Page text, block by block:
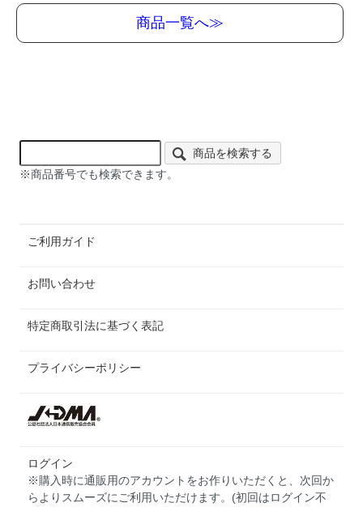
商品一覧へ≫
商品を検索する
※商品番号でも検索できます。
ご利用ガイド
お問い合わせ
特定商取引法に基づく表記
プライバシーポリシー
ログイン
※購入時に通販用のアカウントをお作りいただくと、次回か
らよりスムーズにご利用いただけます。(初回はログイン不